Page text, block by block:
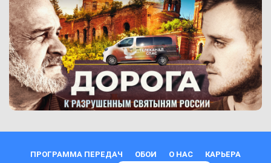
ПРОГРАММА ПЕРЕДАЧ ОБОИ О НАС
КАРЬЕРА